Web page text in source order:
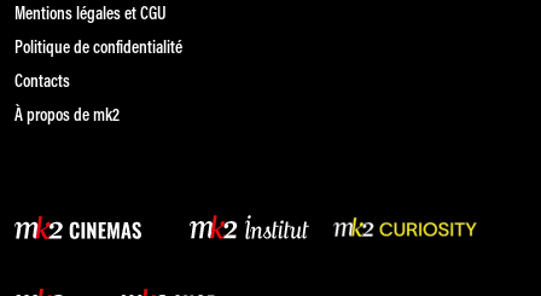
Mentions légales et CGU
Politique de confidentialité
Contacts
À propos de mk2